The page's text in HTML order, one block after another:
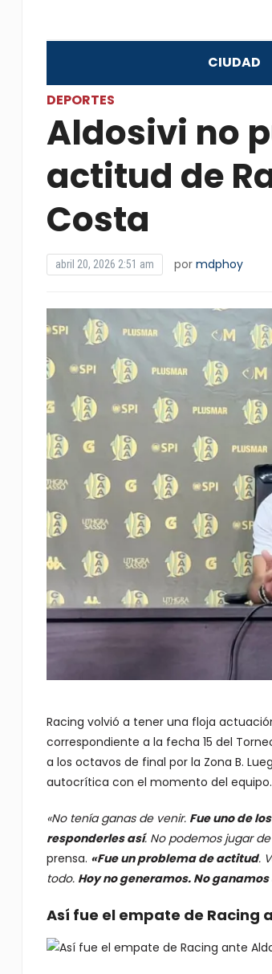
CIUDAD
DEPORTES
Aldosivi no
actitud de
Costa
abril 20, 2026 2:51 am por mdphoy
Racing volvió a tener una floja
correspondiente a la fecha 15 del
a los octavos de final por la Zona B.
autocrítica con el momento del equipo.
«No tenía ganas de venir. Fue uno de
responderles así. No podemos jugar
prensa. «Fue un problema de actitud.
todo. Hoy no generamos. No
Así fue el empate de Racing